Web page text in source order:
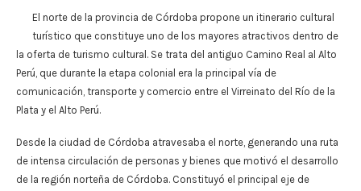
El norte de la provincia de Córdoba propone un itinerario cultural
turístico que constituye uno de los mayores atractivos dentro de
la oferta de turismo cultural. Se trata del antiguo Camino Real al Alto
Perú, que durante la etapa colonial era la principal vía de
comunicación, transporte y comercio entre el Virreinato del Río de la
Plata y el Alto Perú.
Desde la ciudad de Córdoba atravesaba el norte, generando una ruta
de intensa circulación de personas y bienes que motivó el desarrollo
de la región norteña de Córdoba. Constituyó el principal eje de